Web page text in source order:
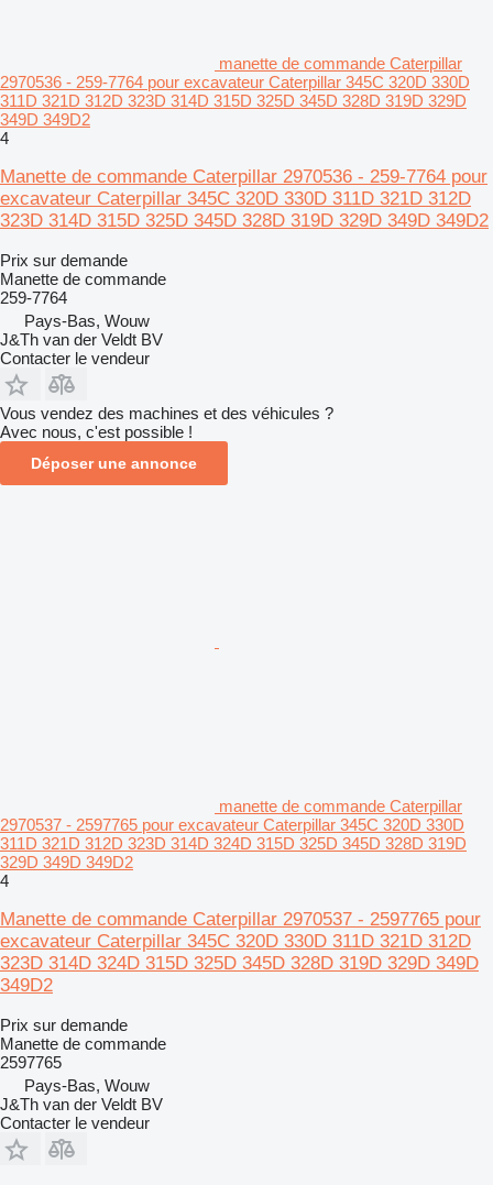
manette de commande Caterpillar
2970536 - 259-7764 pour excavateur Caterpillar 345C 320D 330D
311D 321D 312D 323D 314D 315D 325D 345D 328D 319D 329D
349D 349D2
4
Manette de commande Caterpillar 2970536 - 259-7764 pour
excavateur Caterpillar 345C 320D 330D 311D 321D 312D
323D 314D 315D 325D 345D 328D 319D 329D 349D 349D2
Prix sur demande
Manette de commande
259-7764
Pays-Bas, Wouw
J&Th van der Veldt BV
Contacter le vendeur
Vous vendez des machines et des véhicules ?
Avec nous, c'est possible !
Déposer une annonce
manette de commande Caterpillar
2970537 - 2597765 pour excavateur Caterpillar 345C 320D 330D
311D 321D 312D 323D 314D 324D 315D 325D 345D 328D 319D
329D 349D 349D2
4
Manette de commande Caterpillar 2970537 - 2597765 pour
excavateur Caterpillar 345C 320D 330D 311D 321D 312D
323D 314D 324D 315D 325D 345D 328D 319D 329D 349D
349D2
Prix sur demande
Manette de commande
2597765
Pays-Bas, Wouw
J&Th van der Veldt BV
Contacter le vendeur